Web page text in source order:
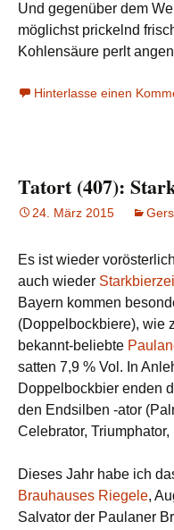
Und gegenüber dem
möglichst prickelnd
Kohlensäure perlt
Hinterlasse einen
Tatort (407):
24. März 2015
Es ist wieder
auch wieder
Bayern kommen
(Doppelbockbiere), wie
bekannt-beliebte
satten 7,9 % Vol. In
Doppelbockbier enden
den Endsilben -ator
Celebrator, Triumphator,
Dieses Jahr habe ich
Brauhauses Riegele,
Salvator der Paulaner